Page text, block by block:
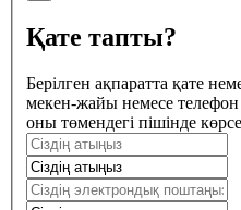
Қате тапты?
Берілген ақпаратта қате
мекен-жайы немесе телефон
оны төмендегі пішінде